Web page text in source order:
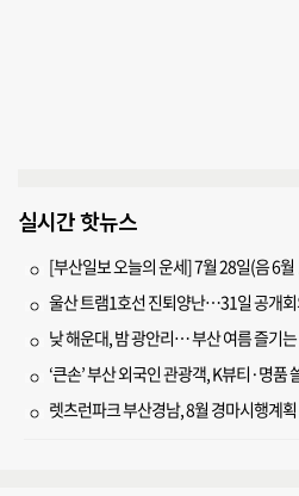
실시간 핫뉴스
[부산일보 오늘의 운세] 7월 28일(음 6
울산 트램1호선 진퇴양난…31일 공개
낮 해운대, 밤 광안리… 부산 여름 즐기
‘큰손’ 부산 외국인 관광객, K뷰티·명품
렛츠런파크 부산경남, 8월 경마시행계